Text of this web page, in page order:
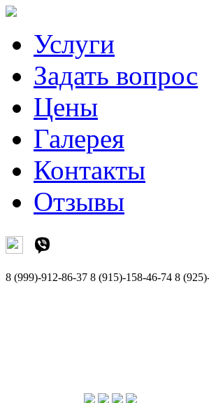
Услуги
Задать вопрос
Цены
Галерея
Контакты
Отзывы
8 (999)-912-86-37 8 (915)-158-46-74 8